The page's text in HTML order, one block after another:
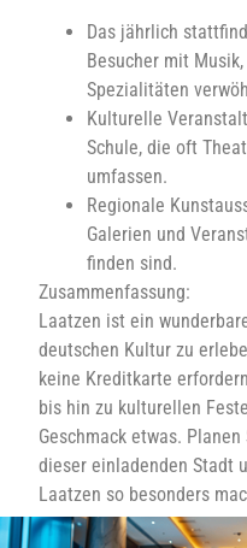
Das jährlich
Besucher mit
Spezialitäten
Kulturelle
Schule, die oft
umfassen.
Regionale
Galerien und
finden sind.
Zusammenfassung:
Laatzen ist ein
deutschen Kultur zu
keine Kreditkarte
bis hin zu kulturellen
Geschmack etwas.
dieser einladenden Stadt
Laatzen so besonders